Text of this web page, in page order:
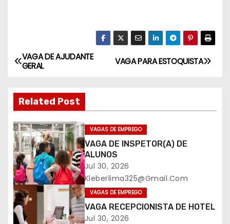
N
v
e
g
a
ç
ã
VAGA PARA ESTOQUISTA
VAGA DE AJUDANTE
GERAL
Related Post
VAGAS DE EMPREGO
VAGA DE INSPETOR(A) DE
ALUNOS
Jul 30, 2026
Kleberlima325@gmail.com
VAGAS DE EMPREGO
VAGA RECEPCIONISTA DE HOTEL
Jul 30, 2026